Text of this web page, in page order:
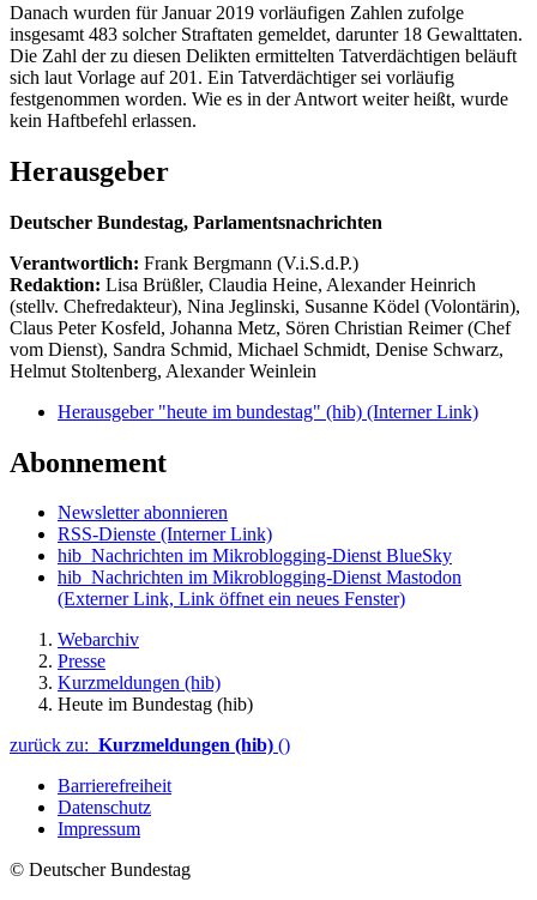
Danach wurden für Januar 2019 vorläufigen Zahlen zufolge
insgesamt 483 solcher Straftaten gemeldet, darunter 18 Gewalttaten.
Die Zahl der zu diesen Delikten ermittelten Tatverdächtigen beläuft
sich laut Vorlage auf 201. Ein Tatverdächtiger sei vorläufig
festgenommen worden. Wie es in der Antwort weiter heißt, wurde
kein Haftbefehl erlassen.
Herausgeber
Deutscher Bundestag, Parlamentsnachrichten
Verantwortlich: Frank Bergmann (V.i.S.d.P.)
Redaktion: Lisa Brüßler, Claudia Heine, Alexander Heinrich
(stellv. Chefredakteur), Nina Jeglinski, Susanne Ködel (Volontärin),
Claus Peter Kosfeld, Johanna Metz, Sören Christian Reimer (Chef
vom Dienst), Sandra Schmid, Michael Schmidt, Denise Schwarz,
Helmut Stoltenberg, Alexander Weinlein
Herausgeber "heute im bundestag" (hib) (Interner Link)
Abonnement
Newsletter abonnieren
RSS-Dienste (Interner Link)
hib_Nachrichten im Mikroblogging-Dienst BlueSky
hib_Nachrichten im Mikroblogging-Dienst Mastodon
(Externer Link, Link öffnet ein neues Fenster)
Webarchiv
Presse
Kurzmeldungen (hib)
Heute im Bundestag (hib)
zurück zu: Kurzmeldungen (hib) ()
Barrierefreiheit
Datenschutz
Impressum
© Deutscher Bundestag